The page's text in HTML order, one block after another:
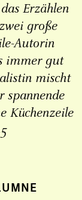
Erzählen
große
Autorin
immer gut
mischt
Küchenzeile